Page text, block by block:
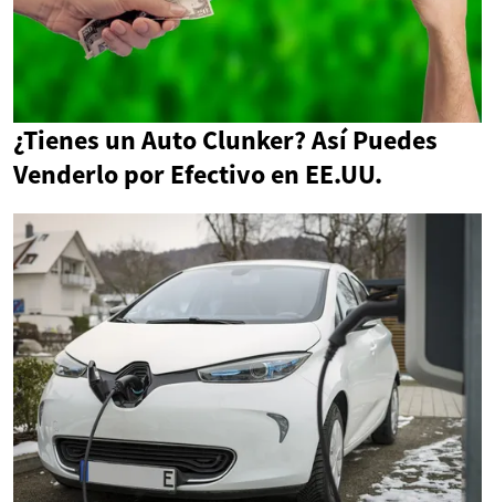
¿Tienes un Auto Clunker? Así Puedes
Venderlo por Efectivo en EE.UU.